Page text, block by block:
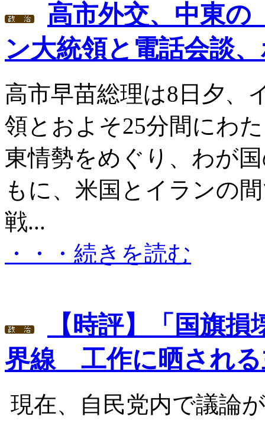
高市外交、中東
ン大統領と電話会談
高市早苗総理は8日夕、
領とおよそ25分間にわ
東情勢をめぐり、わが
もに、米国とイランの
戦...
・・・続きを読む
【時評】「国旗
界線 工作に晒される
現在、自民党内で議論